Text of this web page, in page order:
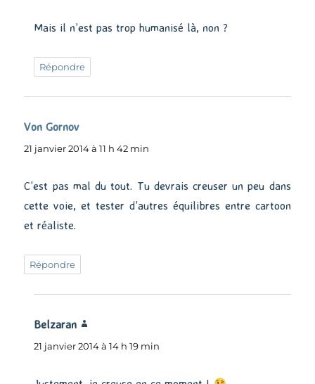
Mais il n’est pas trop humanisé là, non ?
Répondre
Von Gornov
21 janvier 2014 à 11 h 42 min
C’est pas mal du tout. Tu devrais creuser un peu dans
cette voie, et tester d’autres équilibres entre cartoon
et réaliste.
Répondre
Belzaran
21 janvier 2014 à 14 h 19 min